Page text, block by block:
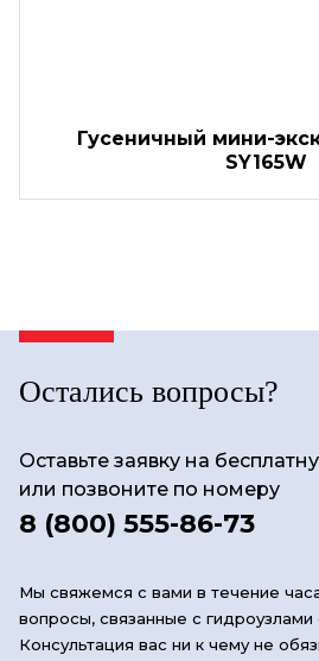
Гусеничный мини-
SY165W
Остались вопросы?
Оставьте заявку на
или позвоните по номеру
8 (800) 555-86-73
Мы свяжемся с вами в течение
вопросы, связанные с гидроузлами
Консультация вас ни к чему не